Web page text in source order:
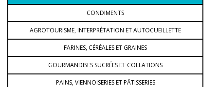
CONDIMENTS
AGROTOURISME, INTERPRÉTATION ET AUTOCUEILLETTE
FARINES, CÉRÉALES ET GRAINES
GOURMANDISES SUCRÉES ET COLLATIONS
PAINS, VIENNOISERIES ET PÂTISSERIES